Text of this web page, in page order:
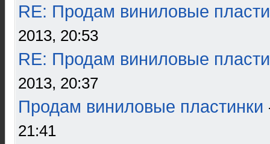
RE: Продам виниловые
2013, 20:53
RE: Продам виниловые
2013, 20:37
Продам виниловые пластинки
21:41